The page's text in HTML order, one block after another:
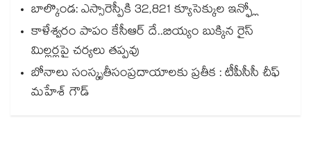
బాల్కొండ: ఎస్సారెస్పీకి 32,821 క్యూసెక్కుల ఇన్ఫ్లో
కాళేశ్వరం పాపం కేసీఆర్ దే..బియ్యం బుక్కిన రైస్
మిల్లర్లపై చర్యలు తప్పవు
బోనాలు సంస్కృతీసంప్రదాయాలకు ప్రతీక : టీపీసీసీ చీఫ్‌‌‌‌‌‌‌‌‌‌‌‌‌‌‌‌
మహేశ్‌‌‌‌‌‌‌‌ గౌడ్‌‌‌‌‌‌‌‌‌‌‌‌‌‌‌‌